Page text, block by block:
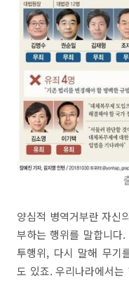
양심적 병역거부란 자신
부하는 행위를 말합니다
투행위, 다시 말해 무기
도 있죠. 우리나라에서는